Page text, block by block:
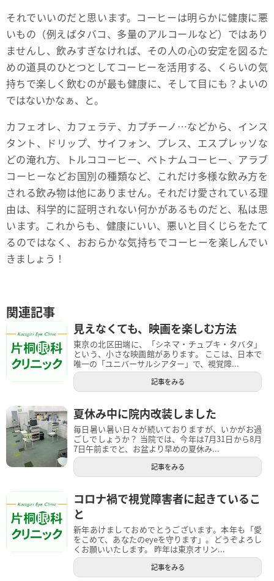
それでいいのだと思います。コーヒーは明らかに健康に悪
いもの（例えばタバコ、多量のアルコールなど）ではあり
ませんし、飲みすぎなければ、その人の心の安定を図るた
めの道具のひとつとしてコーヒーを活用する、くらいの気
持ちで楽しく飲むのが最も健康に、そして目にも？よいの
ではないかなぁ、と。
カフェオレ、カフェラテ、カプチーノ…などから、インス
タント、ドリップ、サイフォン、プレス、エスプレッソな
どの淹れ方、トルココーヒー、ベトナムコーヒー、アラブ
コーヒーなどお国別の種類など、これだけ多様な飲み方を
される飲み物は他にありません。それだけ愛されている理
由は、科学的に証明されない何かがあるものだと、私は思
います。これからも、健康にいい、悪いと目くじらをたて
るのではなく、おおらかな気持ちでコーヒーを楽しんでい
きましょう！
関連記事
見えなくても、映画を楽しむ方法
東京の北区田端に、「シネマ・チュプキ・タバタ」
という、小さな映画館があります。 ここは、日本で
唯一の「ユニバーサルシアター」で、視覚障...
記事をみる
夏休み中に院内改装しました
毎日暑い暑い日々が続いておりますが、いかがお過
ごしでしょうか？ 当院では、今年は7月31日から8月
7日午前までと、お盆より早めの夏休み...
記事をみる
コロナ禍で視覚障害者に起きているこ
と
新年あけましておめでとうございます。本年も「愛
をこめて、あなたのeyeを守ります」。どうぞよろし
くお願いいたします。 昨年は東京オリン...
記事をみる